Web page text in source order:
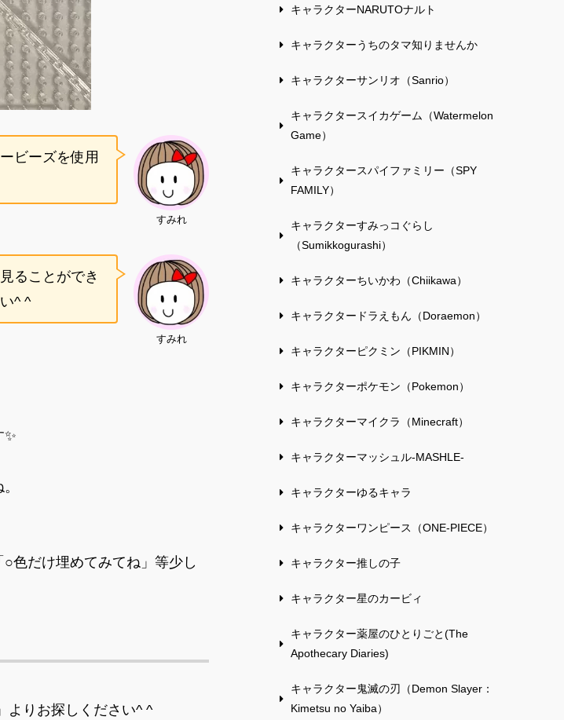
すみれ
ビーズを使用
すみれ
ることができ
^ ^
色だけ埋めてみてね」等少し
よりお探しください^ ^
キャラクターNARUTOナルト
キャラクターうちのタマ知りませんか
キャラクターサンリオ（Sanrio）
キャラクタースイカゲーム（Watermelon
Game）
キャラクタースパイファミリー（SPY
FAMILY）
キャラクターすみっコぐらし
（Sumikkogurashi）
キャラクターちいかわ（Chiikawa）
キャラクタードラえもん（Doraemon）
キャラクターピクミン（PIKMIN）
キャラクターポケモン（Pokemon）
キャラクターマイクラ（Minecraft）
キャラクターマッシュル-MASHLE-
キャラクターゆるキャラ
キャラクターワンピース（ONE-PIECE）
キャラクター推しの子
キャラクター星のカービィ
キャラクター薬屋のひとりごと(The
Apothecary Diaries)
キャラクター鬼滅の刃（Demon Slayer：
Kimetsu no Yaiba）